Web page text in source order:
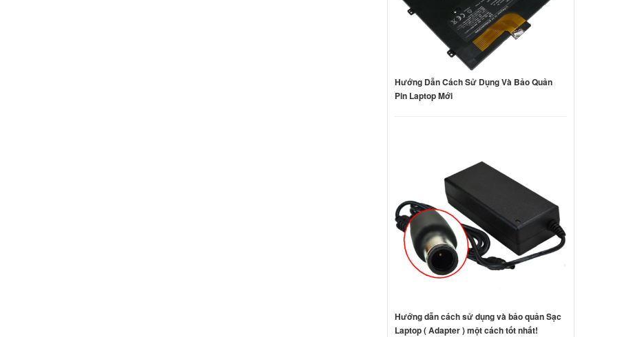
Hướng Dẫn Cách Sử Dụng Và Bảo Quản
Pin Laptop Mới
Hướng dẫn cách sử dụng và bảo quản Sạc
Laptop ( Adapter ) một cách tốt nhất!